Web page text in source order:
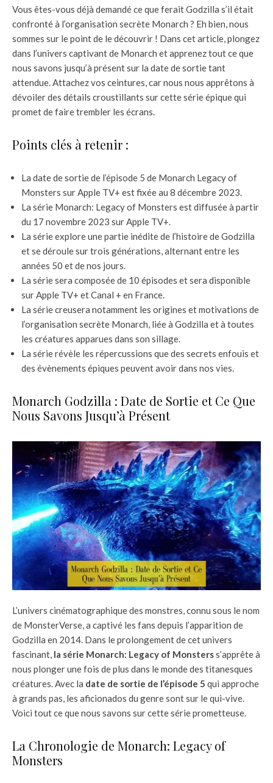
Vous êtes-vous déjà demandé ce que ferait Godzilla s’il était
confronté à l’organisation secrète Monarch ? Eh bien, nous
sommes sur le point de le découvrir ! Dans cet article, plongez
dans l’univers captivant de Monarch et apprenez tout ce que
nous savons jusqu’à présent sur la date de sortie tant
attendue. Attachez vos ceintures, car nous nous apprêtons à
dévoiler des détails croustillants sur cette série épique qui
promet de faire trembler les écrans.
Points clés à retenir :
La date de sortie de l’épisode 5 de Monarch Legacy of
Monsters sur Apple TV+ est fixée au 8 décembre 2023.
La série Monarch: Legacy of Monsters est diffusée à partir
du 17 novembre 2023 sur Apple TV+.
La série explore une partie inédite de l’histoire de Godzilla
et se déroule sur trois générations, alternant entre les
années 50 et de nos jours.
La série sera composée de 10 épisodes et sera disponible
sur Apple TV+ et Canal + en France.
La série creusera notamment les origines et motivations de
l’organisation secrète Monarch, liée à Godzilla et à toutes
les créatures apparues dans son sillage.
La série révèle les répercussions que des secrets enfouis et
des évènements épiques peuvent avoir dans nos vies.
Monarch Godzilla : Date de Sortie et Ce Que
Nous Savons Jusqu’à Présent
L’univers cinématographique des monstres, connu sous le nom
de MonsterVerse, a captivé les fans depuis l’apparition de
Godzilla en 2014. Dans le prolongement de cet univers
fascinant, la série Monarch: Legacy of Monsterss’apprête à
nous plonger une fois de plus dans le monde des titanesques
créatures. Avec la date de sortie de l’épisode 5 qui approche
à grands pas, les aficionados du genre sont sur le qui-vive.
Voici tout ce que nous savons sur cette série prometteuse.
La Chronologie de Monarch: Legacy of
Monsters